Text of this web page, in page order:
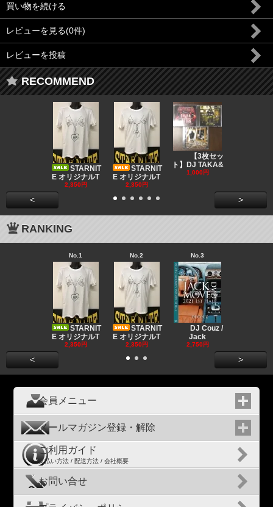
買い物を続ける
レビューを見る(0件)
レビューを投稿
RECOMMEND
STARNIT
E オリジナルT
2,350円
STARNIT
E オリジナルT
2,350円
【3枚セッ
ト】DJ TAKA&
1,000円
< >
RANKING
No.1
STARNIT
E オリジナルT
2,350円
No.2
STARNIT
E オリジナルT
2,350円
No.3
DJ Couz /
Jack
2,750円
< >
会員メニュー
メールマガジン登録・解除
ご利用ガイド
支払い方法 / 配送方法 / 会社概要
お問い合せ